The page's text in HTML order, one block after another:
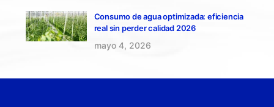
Consumo de agua optimizada: eficiencia
real sin perder calidad 2026
mayo 4, 2026